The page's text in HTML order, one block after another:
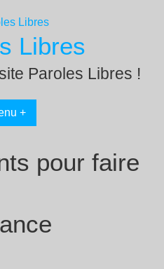
Libres
Paroles Libres !
+
pour faire